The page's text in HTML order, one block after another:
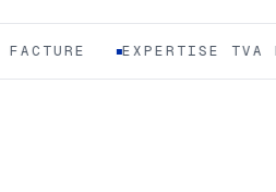
EXPERTISE TVA ET